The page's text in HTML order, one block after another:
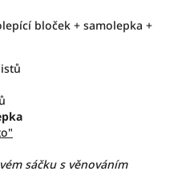
bloček + samolepka +
sáčku s věnováním